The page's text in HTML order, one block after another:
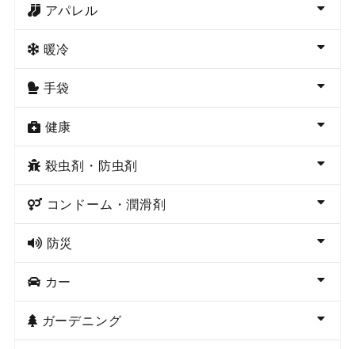
アパレル
暖冷
手袋
健康
殺虫剤・防虫剤
コンドーム・潤滑剤
防災
カー
ガーデニング